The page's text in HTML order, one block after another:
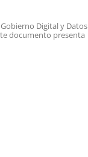
Digital y Datos
documento presenta